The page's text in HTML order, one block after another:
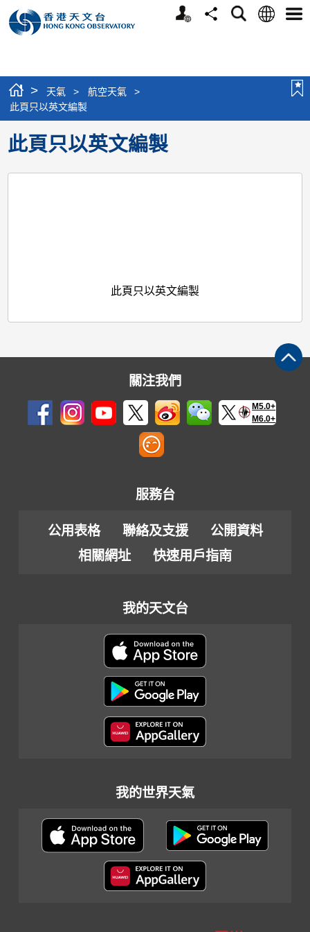
個
分
搜
語
選
> 天氣 > 航空天氣
>
此頁只以英文編製
此頁只以英文編製
此頁只以英文編製
關注我們
M5.0+
M6.0+
服務台
公用表格 聯絡及支援
公開資料
相關網址
快速用戶指南
我的天文台
我的世界天氣